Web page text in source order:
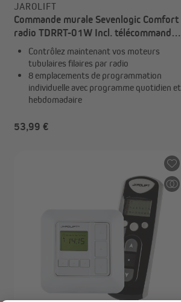
JAROLIFT
Commande murale Sevenlogic Comfort
radio TDRRT-01W Incl. télécommande
TDRC | 1x TDRRT-01W + 1x TDRC 01
Contrôlez maintenant vos moteurs
tubulaires filaires par radio
8 emplacements de programmation
individuelle avec programme quotidien et
hebdomadaire
53,99 €